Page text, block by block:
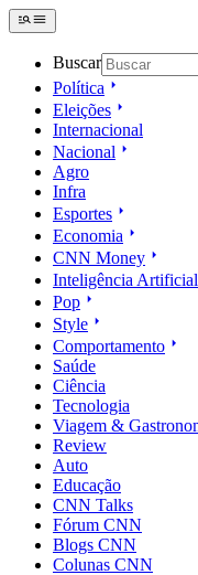
Buscar
Política
Eleições
Internacional
Nacional
Agro
Infra
Esportes
Economia
CNN Money
Inteligência Artificial
Pop
Style
Comportamento
Saúde
Ciência
Tecnologia
Viagem &
Review
Auto
Educação
CNN Talks
Fórum CNN
Blogs CNN
Colunas CNN